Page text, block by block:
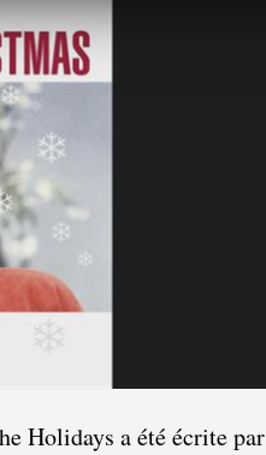
Holidays a été écrite par